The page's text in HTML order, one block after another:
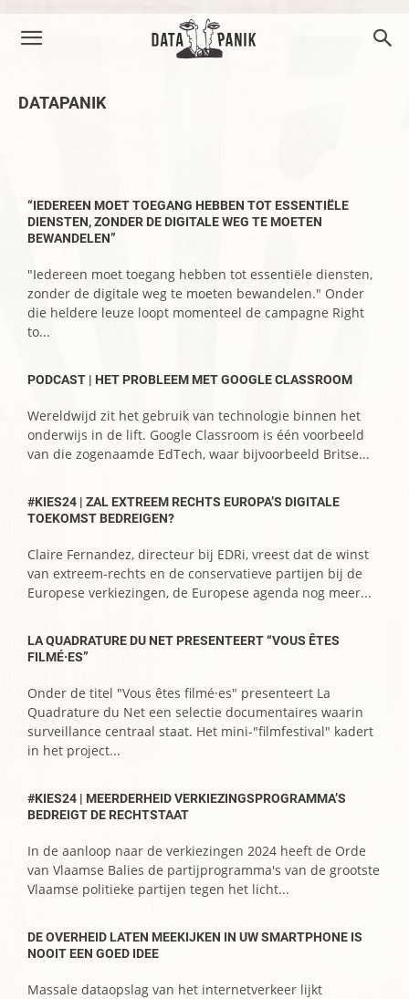
DATAPANIK
“IEDEREEN MOET TOEGANG HEBBEN TOT ESSENTIËLE
DIENSTEN, ZONDER DE DIGITALE WEG TE MOETEN
BEWANDELEN”
"Iedereen moet toegang hebben tot essentiële diensten,
zonder de digitale weg te moeten bewandelen." Onder
die heldere leuze loopt momenteel de campagne Right
to...
PODCAST | HET PROBLEEM MET GOOGLE CLASSROOM
Wereldwijd zit het gebruik van technologie binnen het
onderwijs in de lift. Google Classroom is één voorbeeld
van die zogenaamde EdTech, waar bijvoorbeeld Britse...
#KIES24 | ZAL EXTREEM RECHTS EUROPA’S DIGITALE
TOEKOMST BEDREIGEN?
Claire Fernandez, directeur bij EDRi, vreest dat de winst
van extreem-rechts en de conservatieve partijen bij de
Europese verkiezingen, de Europese agenda nog meer...
LA QUADRATURE DU NET PRESENTEERT “VOUS ÊTES
FILMÉ·ES”
Onder de titel "Vous êtes filmé·es" presenteert La
Quadrature du Net een selectie documentaires waarin
surveillance centraal staat. Het mini-"filmfestival" kadert
in het project...
#KIES24 | MEERDERHEID VERKIEZINGSPROGRAMMA’S
BEDREIGT DE RECHTSTAAT
In de aanloop naar de verkiezingen 2024 heeft de Orde
van Vlaamse Balies de partijprogramma's van de grootste
Vlaamse politieke partijen tegen het licht...
DE OVERHEID LATEN MEEKIJKEN IN UW SMARTPHONE IS
NOOIT EEN GOED IDEE
Massale dataopslag van het internetverkeer lijkt